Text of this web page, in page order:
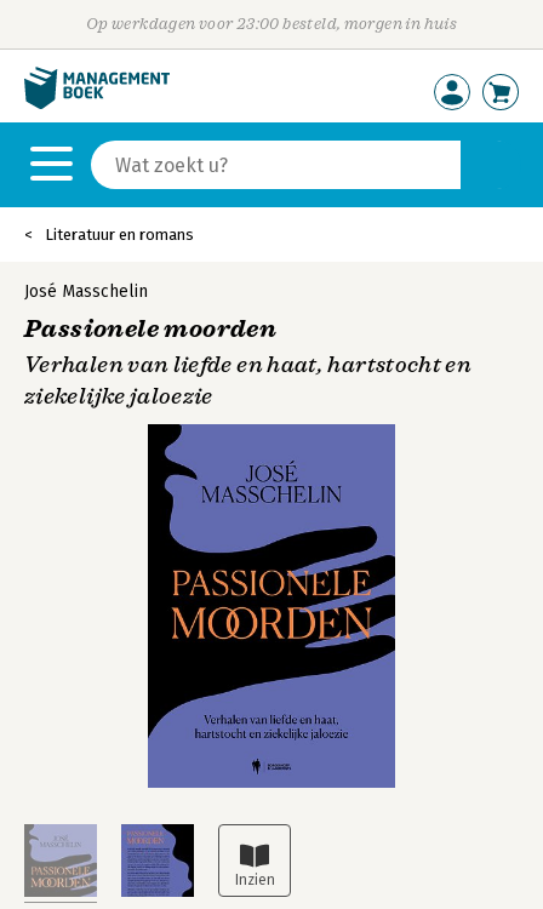
Op werkdagen voor 23:00 besteld, morgen in huis
Literatuur en romans
José Masschelin
Passionele moorden
Verhalen van liefde en haat, hartstocht en
ziekelijke jaloezie